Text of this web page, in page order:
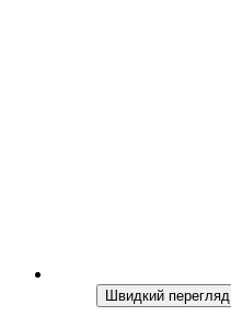
Швидкий перегляд